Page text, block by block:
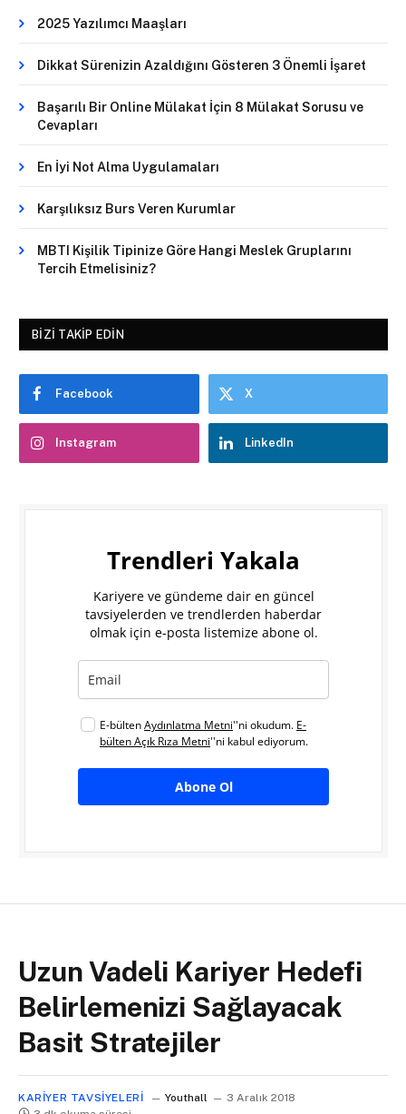
2025 Yazılımcı Maaşları
Dikkat Sürenizin Azaldığını Gösteren 3 Önemli İşaret
Başarılı Bir Online Mülakat İçin 8 Mülakat Sorusu ve
Cevapları
En İyi Not Alma Uygulamaları
Karşılıksız Burs Veren Kurumlar
MBTI Kişilik Tipinize Göre Hangi Meslek Gruplarını
Tercih Etmelisiniz?
BIZI TAKIP EDIN
Facebook X
Instagram LinkedIn
Trendleri Yakala
Kariyere ve gündeme dair en güncel
tavsiyelerden ve trendlerden haberdar
olmak için e-posta listemize abone ol.
E-bültenAydınlatma Metni''ni okudum. E-
bülten Açık Rıza Metni''ni kabul ediyorum.
Abone Ol
Uzun Vadeli Kariyer Hedefi
Belirlemenizi Sağlayacak
Basit Stratejiler
KARIYER TAVSIYELERI Youthall
3 Aralık 2018